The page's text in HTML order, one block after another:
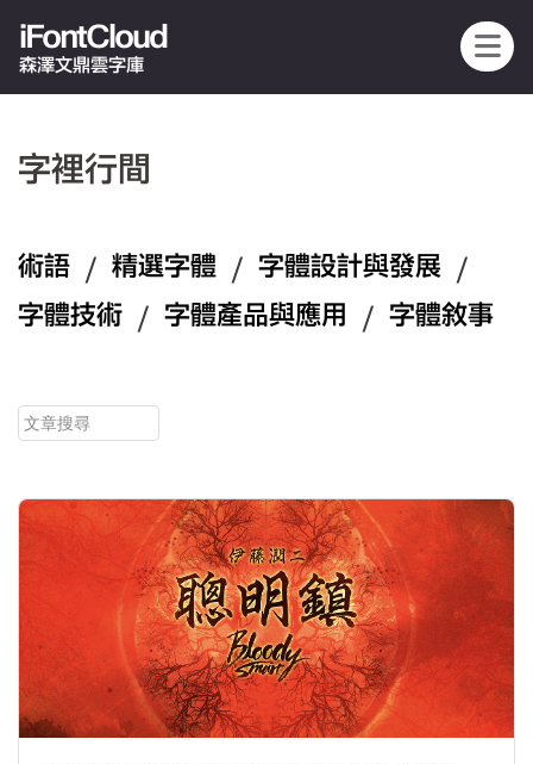
iFontCloud
森澤文鼎雲字庫
字裡行間
術語 / 精選字體 / 字體設計與發展 /
字體技術 / 字體產品與應用 / 字體敘事